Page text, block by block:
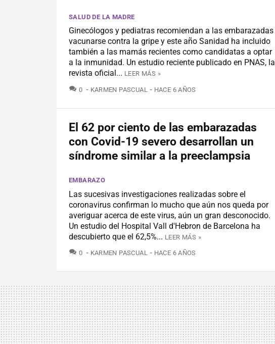
SALUD DE LA MADRE
Ginecólogos y pediatras recomiendan a las embarazadas
vacunarse contra la gripe y este año Sanidad ha incluido
también a las mamás recientes como candidatas a optar
a la inmunidad. Un estudio reciente publicado en PNAS, la
revista oficial... LEER MÁS »
0 COMENTARIOS
KARMEN PASCUAL HACE 6 AÑOS
El 62 por ciento de las embarazadas
con Covid-19 severo desarrollan un
síndrome similar a la preeclampsia
EMBARAZO
Las sucesivas investigaciones realizadas sobre el
coronavirus confirman lo mucho que aún nos queda por
averiguar acerca de este virus, aún un gran desconocido.
Un estudio del Hospital Vall d'Hebron de Barcelona ha
descubierto que el 62,5%... LEER MÁS »
0 COMENTARIOS
KARMEN PASCUAL HACE 6 AÑOS